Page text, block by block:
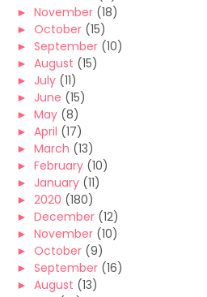
► November (18)
► October (15)
► September (10)
► August (15)
► July (11)
► June (15)
► May (8)
► April (17)
► March (13)
► February (10)
► January (11)
► 2020 (180)
► December (12)
► November (10)
► October (9)
► September (16)
► August (13)